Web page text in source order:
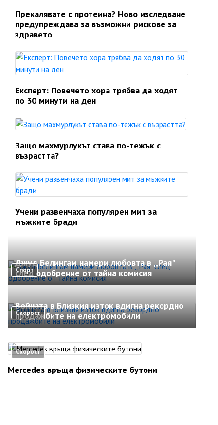
Прекалявате с протеина? Ново изследване
предупреждава за възможни рискове за
здравето
Експерт: Повечето хора трябва да ходят
по 30 минути на ден
Защо махмурлукът става по-тежък с
възрастта?
Учени развенчаха популярен мит за
мъжките бради
Спорт
Джуд Белингам намери любовта в ,,Рая"
след одобрение от тайна комисия
Скорост
Войната в Близкия изток вдигна рекордно
продажбите на електромобили
Скорост
Mercedes връща физическите бутони